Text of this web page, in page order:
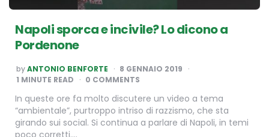
Napoli sporca e incivile? Lo dicono a
Pordenone
POSTED
BY
byANTONIO BENFORTE
8 GENNAIO 2019
1 MINUTE READ 0 COMMENTS
In queste ore fa molto discutere un video a tema
“ambientale”, purtroppo intriso di razzismo, che sta
girando sui social. Si continua a parlare di Napoli, in temi
poco corretti….